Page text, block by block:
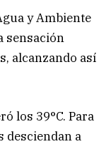
y Ambiente
sensación
alcanzando así
los 39°C. Para
desciendan a